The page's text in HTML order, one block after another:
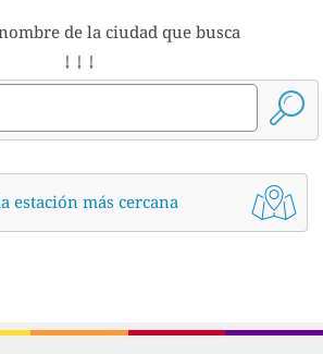
de la ciudad que busca
↓ ↓ ↓
estación más cercana